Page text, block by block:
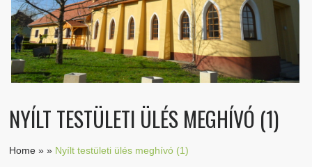
NYÍLT TESTÜLETI ÜLÉS MEGHÍVÓ (1)
Home »» Nyílt testületi ülés meghívó (1)